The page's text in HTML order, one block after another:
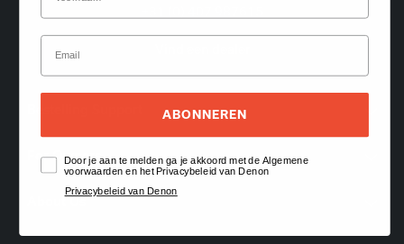
For Owners
About Us
ABONNEREN
Door je aan te melden ga je akkoord met de Algemene
voorwaarden en het Privacybeleid van Denon
Privacybeleid van Denon